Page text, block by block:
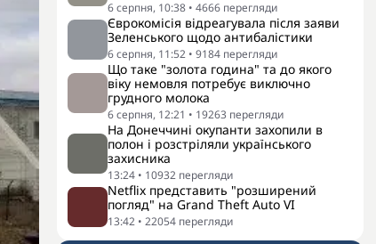
6 серпня, 10:38 • 4666 перегляди
Єврокомісія відреагувала після заяви
Зеленського щодо антибалістики
6 серпня, 11:52 • 9184 перегляди
Що таке "золота година" та до якого
віку немовля потребує виключно
грудного молока
6 серпня, 12:21 • 19263 перегляди
На Донеччині окупанти захопили в
полон і розстріляли українського
захисника
13:24 • 10932 перегляди
Netflix представить "розширений
погляд" на Grand Theft Auto VI
13:42 • 22054 перегляди